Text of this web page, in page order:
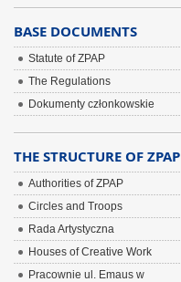
BASE DOCUMENTS
Statute of ZPAP
The Regulations
Dokumenty członkowskie
THE STRUCTURE OF ZPAP
Authorities of ZPAP
Circles and Troops
Rada Artystyczna
Houses of Creative Work
Pracownie ul. Emaus w